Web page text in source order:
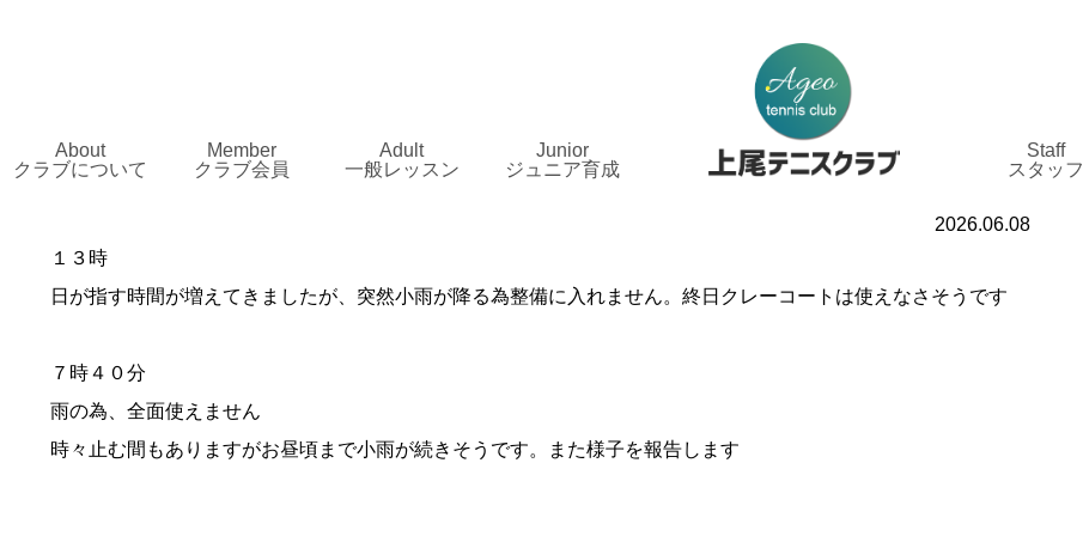
About
クラブについて
Member
クラブ会員
Adult
一般レッスン
Junior
ジュニア育成
Staff
スタッフ
2026.06.08
１３時
日が指す時間が増えてきましたが、突然小雨が降る為整備に入れません。終日クレーコートは使えなさそうです
７時４０分
雨の為、全面使えません
時々止む間もありますがお昼頃まで小雨が続きそうです。また様子を報告します